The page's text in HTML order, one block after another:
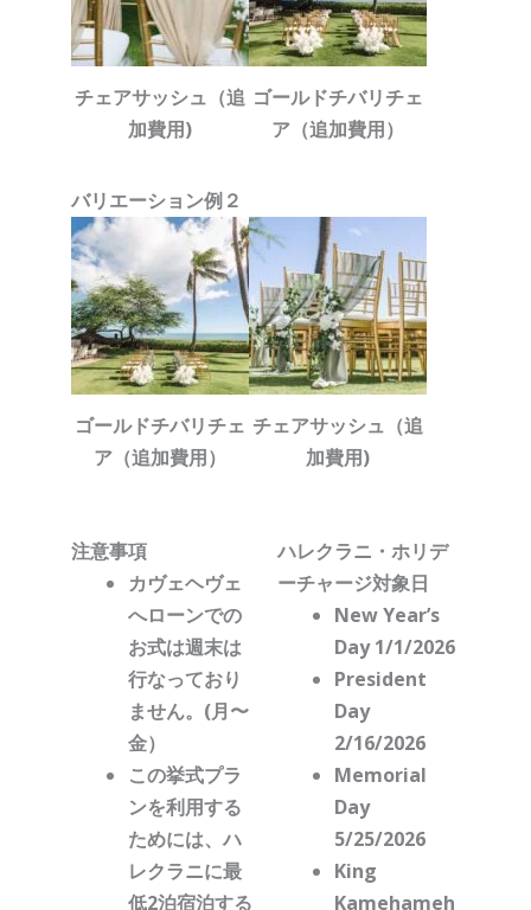
チェアサッシュ（追
加費用)
ゴールドチバリチェ
ア（追加費用）
バリエーション例２
ゴールドチバリチェ
ア（追加費用）
チェアサッシュ（追
加費用)
注意事項
カヴェヘヴェ
へローンでの
お式は週末は
行なっており
ません。(月〜
金）
この挙式プラ
ンを利用する
ためには、ハ
レクラニに最
低2泊宿泊する
ハレクラニ・ホリデ
ーチャージ対象日
New Year’s
Day 1/1/2026
President
Day
2/16/2026
Memorial
Day
5/25/2026
King
Kamehameh